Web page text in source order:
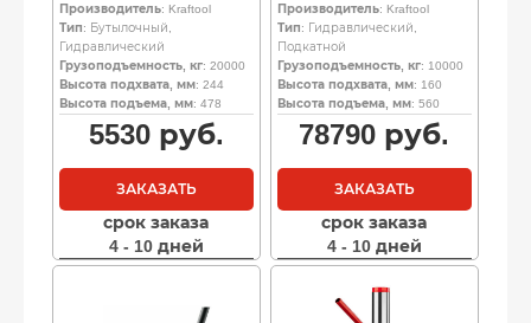
Производитель: Kraftool
Тип: Бутылочный,
Гидравлический
Грузоподъемность, кг: 20000
Высота подхвата, мм: 244
Высота подъема, мм: 478
5530руб.
ЗАКАЗАТЬ
срок заказа
4 - 10 дней
Производитель: Kraftool
Тип: Гидравлический,
Подкатной
Грузоподъемность, кг: 10000
Высота подхвата, мм: 160
Высота подъема, мм: 560
78790 руб.
ЗАКАЗАТЬ
срок заказа
4 - 10 дней